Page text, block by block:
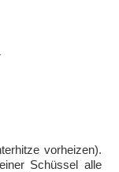
vorheizen).
Schüssel alle